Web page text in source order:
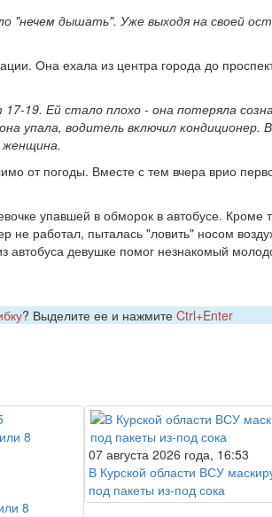
"нечем дышать". Уже выходя на своей
Она ехала из центра города до
19. Ей стало плохо - она потеряла
упала, водитель включил
женщина.
от погоды. Вместе с тем вчера врио
упавшей в обморок в автобусе. Кроме
работал, пыталась "ловить" носом
автобуса девушке помог незнакомый
? Выделите ее и нажмите Ctrl+Enter
8
07 августа 2026 года, 16:53
В Курской области ВСУ
под пакеты из-под сока